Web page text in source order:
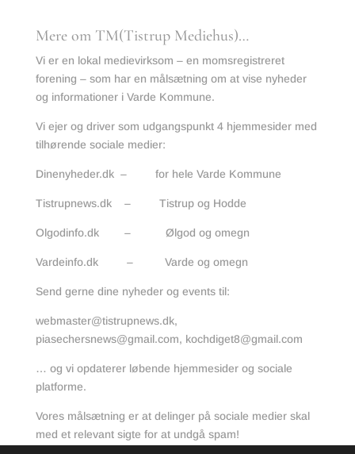
Mere om TM(Tistrup Mediehus)…
Vi er en lokal medievirksom – en momsregistreret
forening – som har en målsætning om at vise nyheder
og informationer i Varde Kommune.
Vi ejer og driver som udgangspunkt 4 hjemmesider med
tilhørende sociale medier:
Dinenyheder.dk – for hele Varde Kommune
Tistrupnews.dk – Tistrup og Hodde
Olgodinfo.dk – Ølgod og omegn
Vardeinfo.dk – Varde og omegn
Send gerne dine nyheder og events til:
webmaster@tistrupnews.dk,
piasechersnews@gmail.com, kochdiget8@gmail.com
… og vi opdaterer løbende hjemmesider og sociale
platforme.
Vores målsætning er at delinger på sociale medier skal
med et relevant sigte for at undgå spam!